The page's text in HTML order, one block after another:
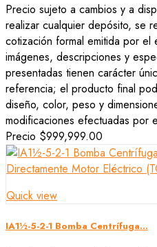
Precio sujeto a cambios y a
realizar cualquier depósito, se
cotización formal emitida por el
imágenes, descripciones y
presentadas tienen carácter
referencia; el producto final
diseño, color, peso y
modificaciones efectuadas por
Precio $999,999.00
Quick view
IA1½-5-2-1 Bomba Centrífuga...